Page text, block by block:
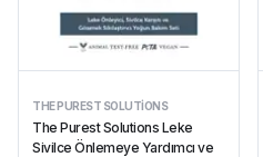
THE PUREST SOLUTIONS
The Purest Solutions Leke
Sivilce Önlemeye Yardımcı ve